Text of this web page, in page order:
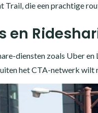
Trail, die een prachtige
en
diensten zoals Uber
het CTA-netwerk wilt